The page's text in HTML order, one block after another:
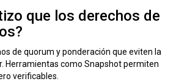
que los derechos de
de quorum y ponderación que eviten la
Herramientas como Snapshot permiten
verificables.